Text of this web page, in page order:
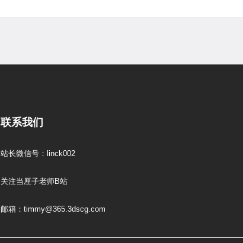
联系我们
站长微信号：linck002
关注当厘子老师B站
邮箱：timmy@365.3dscg.com